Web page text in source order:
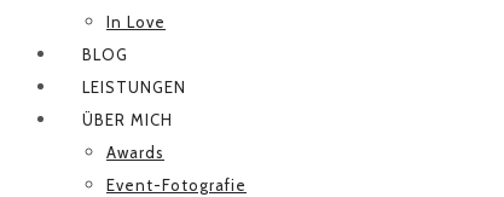
In Love
BLOG
LEISTUNGEN
ÜBER MICH
Awards
Event-Fotografie